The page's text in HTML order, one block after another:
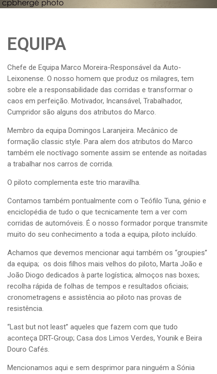
EQUIPA
Chefe de Equipa Marco Moreira-Responsável da Auto-
Leixonense. O nosso homem que produz os milagres, tem
sobre ele a responsabilidade das corridas e transformar o
caos em perfeição. Motivador, Incansável, Trabalhador,
Cumpridor são alguns dos atributos do Marco.
Membro da equipa Domingos Laranjeira. Mecânico de
formação classic style. Para alem dos atributos do Marco
também ele noctívago somente assim se entende as noitadas
a trabalhar nos carros de corrida.
O piloto complementa este trio maravilha.
Contamos também pontualmente com o Teófilo Tuna, génio e
enciclopédia de tudo o que tecnicamente tem a ver com
corridas de automóveis. É o nosso formador porque transmite
muito do seu conhecimento a toda a equipa, piloto incluído.
Achamos que devemos mencionar aqui também os “groupies”
da equipa; os dois filhos mais velhos do piloto, Marta João e
João Diogo dedicados à parte logística; almoços nas boxes;
recolha rápida de folhas de tempos e resultados oficiais;
cronometragens e assistência ao piloto nas provas de
resistência.
“Last but not least” aqueles que fazem com que tudo
aconteça DRT-Group; Casa dos Limos Verdes, Younik e Beira
Douro Cafés.
Mencionamos aqui e sem desprimor para ninguém a Sónia